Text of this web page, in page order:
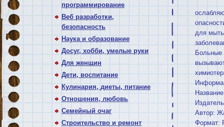
программирование
Веб разработки,
безопасность
Наука и образование
Досуг, хобби, умелые руки
Для женщин
Дети, воспитание
Кулинария, диеты, питание
Отношения, любовь
Семейный очаг
Строительство и ремонт
для
Больные
Автор:
Формат: